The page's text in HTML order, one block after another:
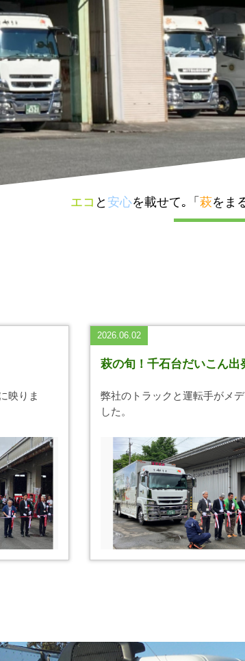
エコ と 安心を載せて｡「 萩をま
映りま
2026.06.02
萩の旬！千石台だいこん出
弊社のトラックと運転手がメ
した。